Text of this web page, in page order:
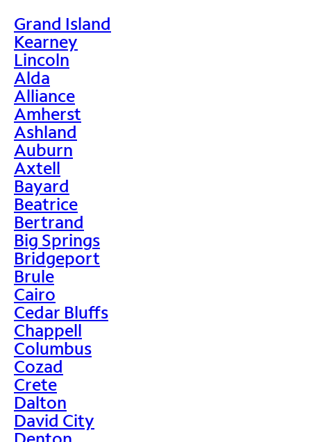
Grand Island
Kearney
Lincoln
Alda
Alliance
Amherst
Ashland
Auburn
Axtell
Bayard
Beatrice
Bertrand
Big Springs
Bridgeport
Brule
Cairo
Cedar Bluffs
Chappell
Columbus
Cozad
Crete
Dalton
David City